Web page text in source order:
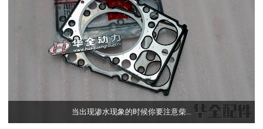
当出现渗水现象的时候你要注意柴...